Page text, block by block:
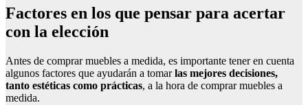
Factores en los que pensar para acertar
con la elección
Antes de comprar muebles a medida, es importante tener en cuenta
algunos factores que ayudarán a tomarlas mejores decisiones,
tanto estéticas como prácticas, a la hora de comprar muebles a
medida.